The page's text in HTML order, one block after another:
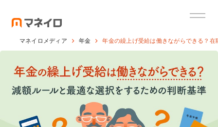
マネイロメディア 年金 年金の繰上げ受給は働きながらできる？